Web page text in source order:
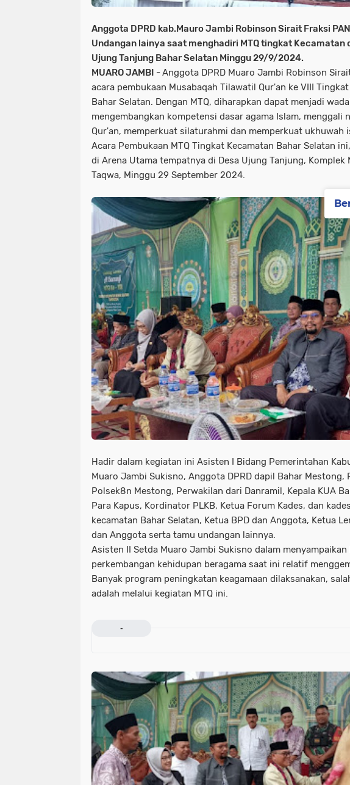
Anggota DPRD kab.Mauro Jambi Robinson Sirait Fraksi
Undangan lainya saat menghadiri MTQ tingkat Kecamatan
Ujung Tanjung Bahar Selatan Minggu 29/9/2024.
MUARO JAMBI -Anggota DPRD Muaro Jambi Robinson
acara pembukaan Musabaqah Tilawatil Qur'an ke VIII
Bahar Selatan. Dengan MTQ, diharapkan dapat menjadi
mengembangkan kompetensi dasar agama Islam, menggali
Qur'an, memperkuat silaturahmi dan memperkuat ukhuwah
Acara Pembukaan MTQ Tingkat Kecamatan Bahar Selatan
di Arena Utama tempatnya di Desa Ujung Tanjung, Komplek
Taqwa, Minggu 29 September 2024.
Hadir dalam kegiatan ini Asisten I Bidang Pemerintahan
Muaro Jambi Sukisno, Anggota DPRD dapil Bahar Mestong,
Polsek8n Mestong, Perwakilan dari Danramil, Kepala KUA
Para Kapus, Kordinator PLKB, Ketua Forum Kades, dan
kecamatan Bahar Selatan, Ketua BPD dan Anggota, Ketua
dan Anggota serta tamu undangan lainnya.
Asisten II Setda Muaro Jambi Sukisno dalam menyampaikan
perkembangan kehidupan beragama saat ini relatif
Banyak program peningkatan keagamaan dilaksanakan,
adalah melalui kegiatan MTQ ini.
-